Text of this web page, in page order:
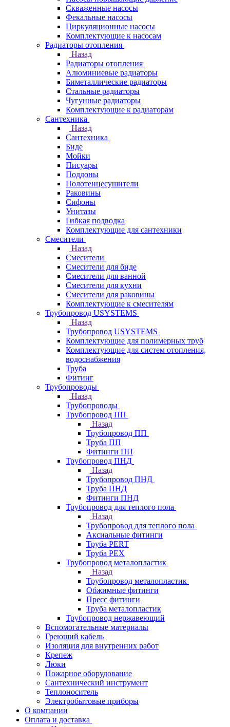
Скваженные насосы
Фекальные насосы
Циркуляционные насосы
Комплектующие к насосам
Радиаторы отопления
Назад
Радиаторы отопления
Алюминиевые радиаторы
Биметаллические радиаторы
Стальные радиаторы
Чугунные радиаторы
Комплектующие к радиаторам
Сантехника
Назад
Сантехника
Биде
Мойки
Писуары
Поддоны
Полотенцесушители
Раковины
Сифоны
Унитазы
Гибкая подводка
Комплектующие для сантехники
Смесители
Назад
Смесители
Смесители для биде
Смесители для ванной
Смесители для кухни
Смесители для раковины
Комплектующие к смесителям
Трубопровод USYSTEMS
Назад
Трубопровод USYSTEMS
Комплектующие для полимерных труб
Комплектующие для систем отопления,
водоснабжения
Труба
Фитинг
Трубопроводы
Назад
Трубопроводы
Трубопровод ПП
Назад
Трубопровод ПП
Труба ПП
Фитинги ПП
Трубопровод ПНД
Назад
Трубопровод ПНД
Труба ПНД
Фитинги ПНД
Трубопровод для теплого пола
Назад
Трубопровод для теплого пола
Аксиальные фитинги
Труба PERT
Труба PEX
Трубопровод металопластик
Назад
Трубопровод металопластик
Обжимные фитинги
Пресс фитинги
Труба металопластик
Трубопровод нержавеющий
Вспомогательные материалы
Греющий кабель
Изоляция для внутренних работ
Крепеж
Люки
Пожарное оборудование
Сантехнический инструмент
Теплоноситель
Электробытовые приборы
О компании
Оплата и доставка